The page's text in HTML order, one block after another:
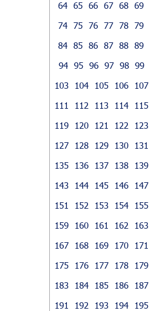
64 65 66 67 68 69
74 75 76 77 78 79
84 85 86 87 88 89
94 95 96 97 98 99
103
104 105 106 107
111
112 113 114 115
119
120 121 122 123
127
128 129 130 131
135
136 137 138 139
143
144 145 146 147
151
152 153 154 155
159
160 161 162 163
167
168 169 170 171
175
176 177 178 179
183
184 185 186 187
191
192 193 194 195